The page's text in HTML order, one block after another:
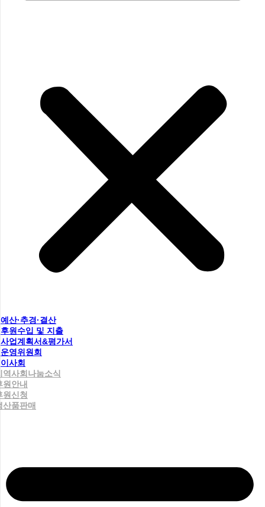
예산·추경·결산
후원수입 및 지출
사업계획서&평가서
운영위원회
이사회
역사회나눔소식
원안내
원신청
산품판매